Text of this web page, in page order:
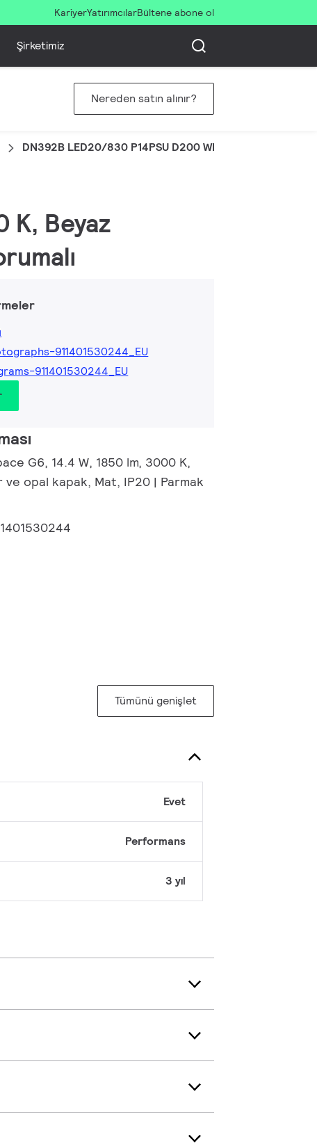
KariyerYatırımcılarBültene abone ol
Şirketimiz
Nereden satın alınır?
DN392B LED20/830 P14PSU D200 WH GMG2HE
K, Beyaz
911401530244_EU
911401530244_EU
G6, 14.4 W, 1850 lm, 3000 K,
opal kapak, Mat, IP20 | Parmak
Tümünü genişlet
Evet
Performans
3 yıl